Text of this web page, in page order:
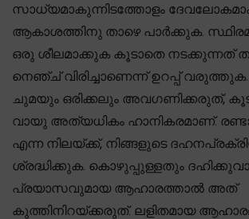
സാധ്യമാകുന്നിടത്തോളം
ആകാശത്തിനു താഴെ പാർക്കുക.
ഒരു ശീലമാക്കുക കൂടാതെ നടക്കുന്നത്
നെഞ്ച് വിരിച്ചാണെന്ന് ഉറപ്പ്
ചുമയും ഒരിക്കലും അവഗണിക്കരുത്,
വായു അത്യധികം ഹാനികരമാണ്.
എന്ന നിലയ്ക്ക്, നിങ്ങളുടെ
ശ്രദ്ധിക്കുക. കൊഴുപ്പുള്ളതും
പ്രയാസവുമായ ആഹാരത്താൽ അത്
കുത്തിനിറയ്ക്കരുത്. ലളിതമായ